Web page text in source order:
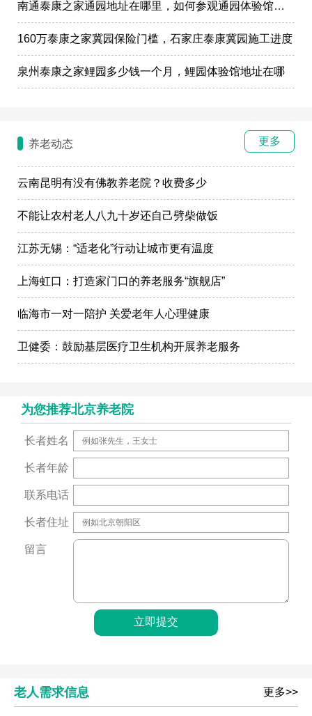
南通泰康之家通园地址在哪里，如何参观通园体验馆样板间
160万泰康之家冀园保险门槛，石家庄泰康冀园施工进度
泉州泰康之家鲤园多少钱一个月，鲤园体验馆地址在哪
养老动态 更多
云南昆明有没有佛教养老院？收费多少
不能让农村老人八九十岁还自己劈柴做饭
江苏无锡：“适老化”行动让城市更有温度
上海虹口：打造家门口的养老服务“旗舰店”
临海市一对一陪护 关爱老年人心理健康
卫健委：鼓励基层医疗卫生机构开展养老服务
为您推荐北京养老院
长者姓名
长者年龄
联系电话
长者住址
留言
老人需求信息 更多>>